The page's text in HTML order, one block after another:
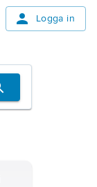
Logga in